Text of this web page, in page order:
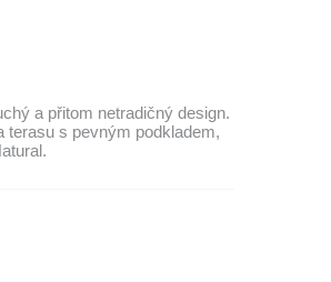
a přitom netradičný design.
terasu s pevným podkladem,